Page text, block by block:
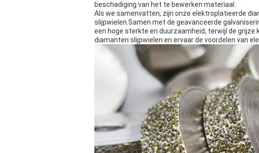
beschadiging van het te bewerken materiaal.
Als we samenvatten, zijn onze elektroplatieerde
slijpwielen.Samen met de geavanceerde
een hoge sterkte en duurzaamheid, terwijl de
diamanten slijpwielen en ervaar de voordelen van